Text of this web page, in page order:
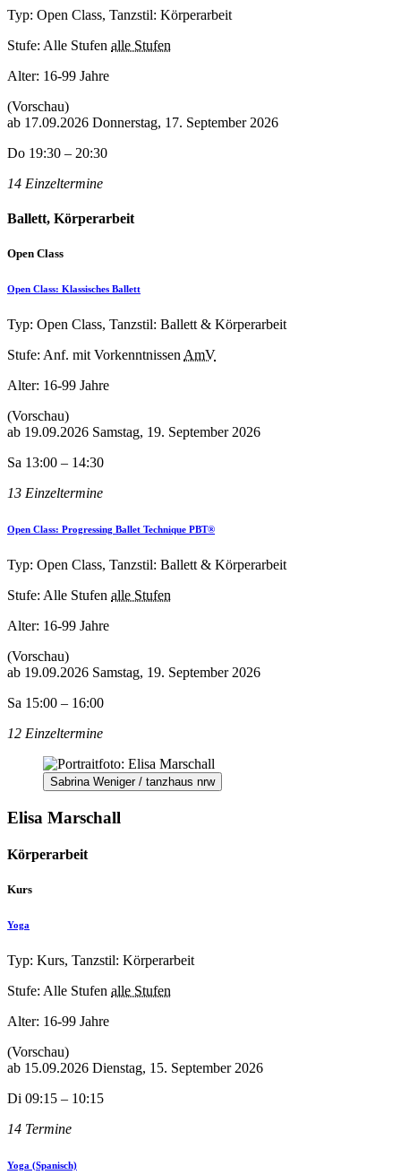
Typ: Open Class, Tanzstil: Körperarbeit
Stufe: Alle Stufen alle Stufen
Alter: 16-99 Jahre
(Vorschau)
ab 17.09.2026 Donnerstag, 17. September 2026
Do 19:30 – 20:30
14 Einzeltermine
Ballett, Körperarbeit
Open Class
Open Class: Klassisches Ballett
Typ: Open Class, Tanzstil: Ballett & Körperarbeit
Stufe: Anf. mit Vorkenntnissen AmV
Alter: 16-99 Jahre
(Vorschau)
ab 19.09.2026 Samstag, 19. September 2026
Sa 13:00 – 14:30
13 Einzeltermine
Open Class: Progressing Ballet Technique PBT®
Typ: Open Class, Tanzstil: Ballett & Körperarbeit
Stufe: Alle Stufen alle Stufen
Alter: 16-99 Jahre
(Vorschau)
ab 19.09.2026 Samstag, 19. September 2026
Sa 15:00 – 16:00
12 Einzeltermine
Sabrina Weniger / tanzhaus nrw
Elisa Marschall
Körperarbeit
Kurs
Yoga
Typ: Kurs, Tanzstil: Körperarbeit
Stufe: Alle Stufen alle Stufen
Alter: 16-99 Jahre
(Vorschau)
ab 15.09.2026 Dienstag, 15. September 2026
Di 09:15 – 10:15
14 Termine
Yoga (Spanisch)